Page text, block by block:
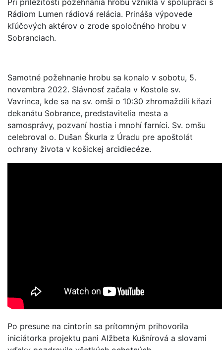
Pri príležitosti požehnania hrobu vznikla v spolupráci s
Rádiom Lumen rádiová relácia. Prináša výpovede
kľúčových aktérov o zrode spoločného hrobu v
Sobranciach.
Samotné požehnanie hrobu sa konalo v sobotu, 5.
novembra 2022. Slávnosť začala v Kostole sv.
Vavrinca, kde sa na sv. omši o 10:30 zhromaždili kňazi
dekanátu Sobrance, predstavitelia mesta a
samosprávy, pozvaní hostia i mnohí farníci. Sv. omšu
celebroval o. Dušan Škurla z Úradu pre apoštolát
ochrany života v košickej arcidiecéze.
Po presune na cintorín sa prítomným prihovorila
iniciátorka projektu pani Alžbeta Kušnírová a slovami